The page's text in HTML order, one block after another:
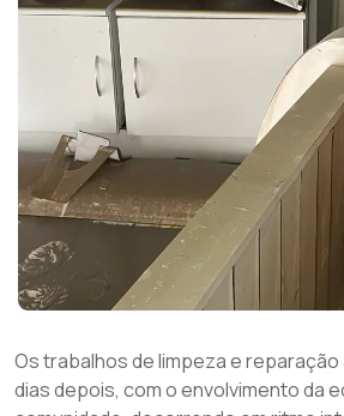
Os trabalhos de limpeza e
dias depois, com o envolvimento da